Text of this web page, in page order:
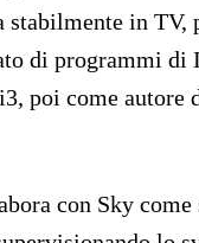
stabilmente in TV,
di programmi di
poi come autore
con Sky